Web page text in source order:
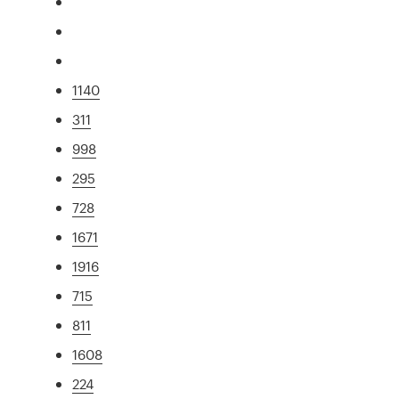
1140
311
998
295
728
1671
1916
715
811
1608
224